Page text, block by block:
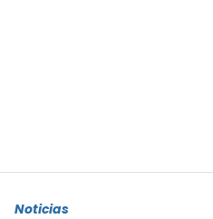
Noticias